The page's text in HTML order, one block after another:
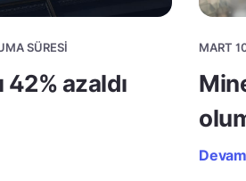
SÜRESI
42% azaldı
MART